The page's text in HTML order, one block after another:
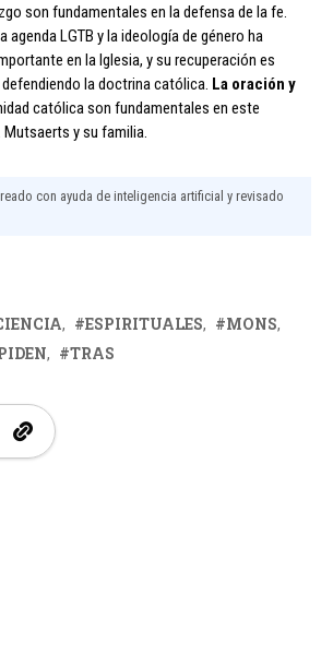
son fundamentales en la defensa de la fe.
agenda LGTB y la ideología de género ha
en la Iglesia, y su recuperación es
la doctrina católica. La oración y
católica son fundamentales en este
y su familia.
con ayuda de inteligencia artificial y revisado
ESPIRITUALES
MONS
TRAS